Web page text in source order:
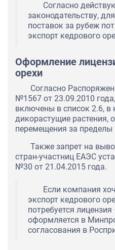
Согласно
законодательству,
поставок за рубеж
экспорт кедрового
Оформление
орехи
Согласно
№1567 от 23.09.2010
включены в список 2.6, в
дикорастущие растения,
перемещения за пределы
Также запрет на
стран-участниц ЕАЭС
№30 от 21.04.2015 года.
Если компания
экспорт кедрового
потребуется
оформляется в
согласования в